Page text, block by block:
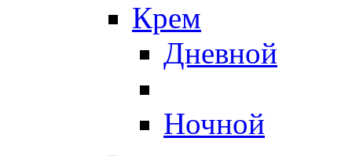
Крем
Дневной
Ночной